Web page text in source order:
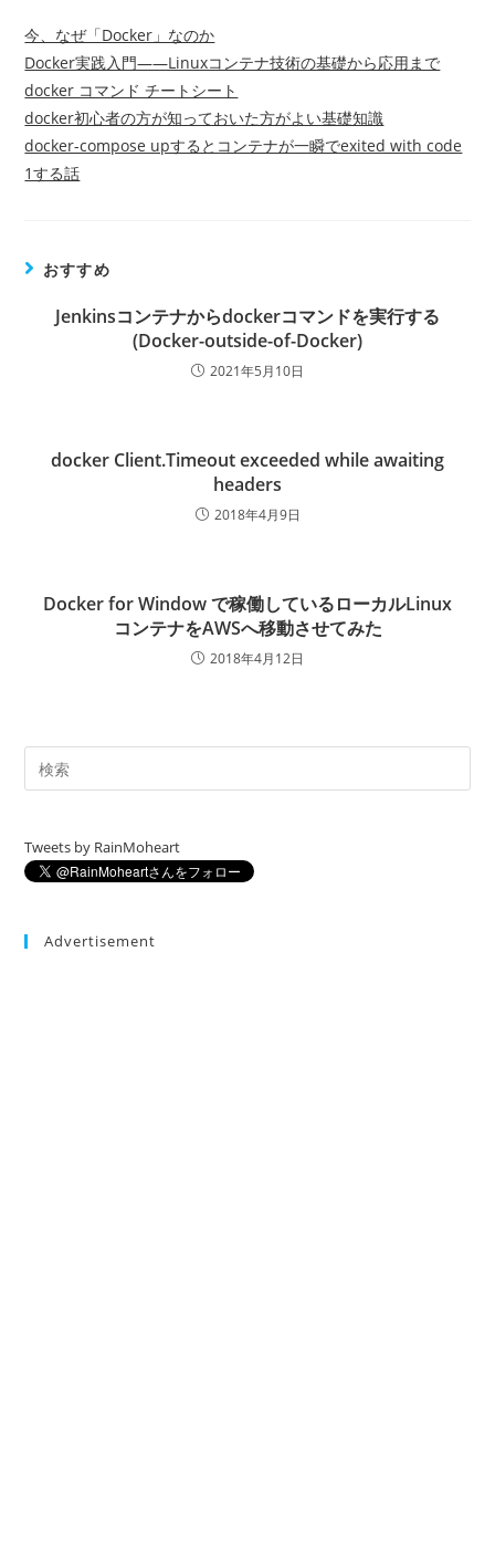
今、なぜ「Docker」なのか
Docker実践入門――Linuxコンテナ技術の基礎から応用まで
docker コマンド チートシート
docker初心者の方が知っておいた方がよい基礎知識
docker-compose upするとコンテナが一瞬でexited with code
1する話
おすすめ
Jenkinsコンテナからdockerコマンドを実行する
(Docker-outside-of-Docker)
2021年5月10日
docker Client.Timeout exceeded while awaiting
headers
2018年4月9日
Docker for Window で稼働しているローカルLinux
コンテナをAWSへ移動させてみた
2018年4月12日
Tweets by RainMoheart
Advertisement